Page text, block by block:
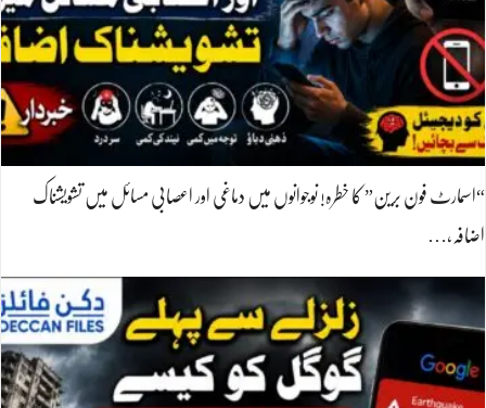
“اسمارٹ فون برین” کا خطرہ! نوجوانوں میں دماغی اور اعصابی مسائل میں تشویشناک
اضافہ،…